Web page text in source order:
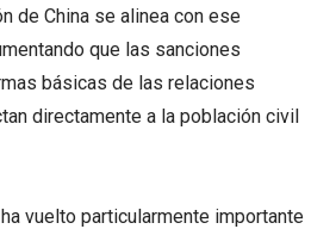
de China se alinea con ese
que las sanciones
básicas de las relaciones
directamente a la población civil
vuelto particularmente importante